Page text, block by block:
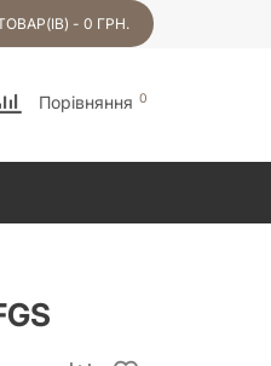
- 0 ГРН.
Порівняння 0